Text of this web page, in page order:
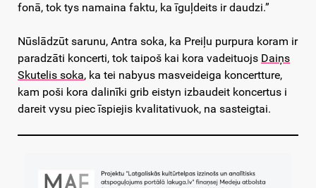
fonā, tok tys namaina faktu, ka īguļdeits ir daudzi.”
Nūslādzūt sarunu, Antra soka, ka Preiļu purpura koram ir
paradzāti koncerti, tok taipoš kai kora vadeituojs Daiņs
Skutelis soka, ka tei nabyus masveideiga koncertture,
kam poši kora dalinīki grib eistyn izbaudeit koncertus i
dareit vysu piec īspiejis kvalitativuok, na sasteigtai.